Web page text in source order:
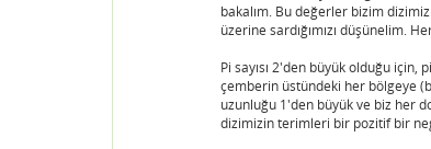
bakalım. Bu değerler bizim
üzerine sardığımızı düşünelim.
Pi sayısı 2'den büyük olduğu
çemberin üstündeki her bölgeye
uzunluğu 1'den büyük ve biz her
dizimizin terimleri bir pozitif bir